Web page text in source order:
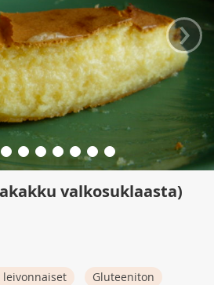
›
valkosuklaasta)
leivonnaiset
Gluteeniton